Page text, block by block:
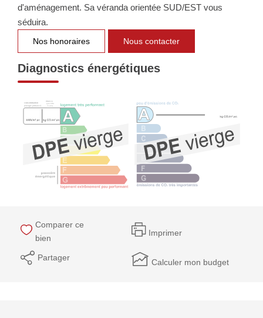
Notre Équipe
Nos Actualités Immo
Nous Contacter
ESPACE CLIENT
Espace Client Saint-Flour (VDS Immobilier)
Espace Dossier Location
d'aménagement. Sa véranda orientée SUD/EST vous
séduira.
Nos honoraires Nous contacter
Diagnostics énergétiques
Comparer ce
bien
Imprimer
Partager Calculer mon budget